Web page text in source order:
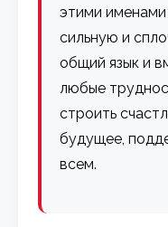
этими
сильную и
общий язык и
любые
строить
будущее,
всем.